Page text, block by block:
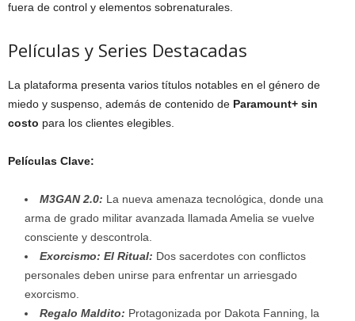
fuera de control y elementos sobrenaturales.
Películas y Series Destacadas
La plataforma presenta varios títulos notables en el género de
miedo y suspenso, además de contenido de Paramount+ sin
costo para los clientes elegibles.
Películas Clave:
M3GAN 2.0: La nueva amenaza tecnológica, donde una
arma de grado militar avanzada llamada Amelia se vuelve
consciente y descontrola.
Exorcismo: El Ritual: Dos sacerdotes con conflictos
personales deben unirse para enfrentar un arriesgado
exorcismo.
Regalo Maldito: Protagonizada por Dakota Fanning, la